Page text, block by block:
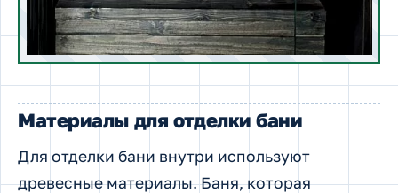
Материалы для отделки бани
Для отделки бани внутри используют
древесные материалы. Баня, которая